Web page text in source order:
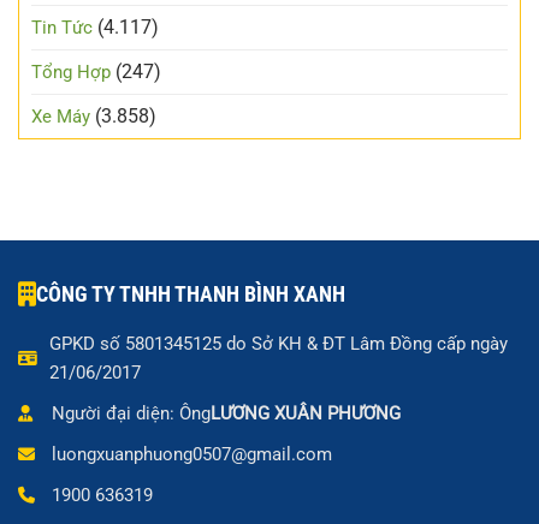
Tin Tức (4.117)
Tổng Hợp (247)
Xe Máy (3.858)
CÔNG TY TNHH THANH BÌNH XANH
GPKD số 5801345125 do Sở KH & ĐT Lâm Đồng cấp ngày
21/06/2017
Người đại diện: ÔngLƯƠNG XUÂN PHƯƠNG
luongxuanphuong0507@gmail.com
1900 636319